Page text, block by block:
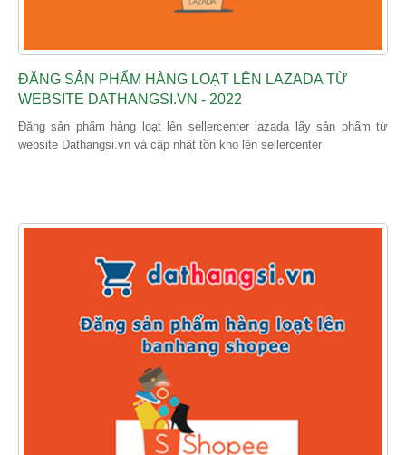
ĐĂNG SẢN PHẨM HÀNG LOẠT LÊN LAZADA TỪ
WEBSITE DATHANGSI.VN - 2022
Đăng sản phẩm hàng loạt lên sellercenter lazada lấy sản phẩm từ
website Dathangsi.vn và cập nhật tồn kho lên sellercenter